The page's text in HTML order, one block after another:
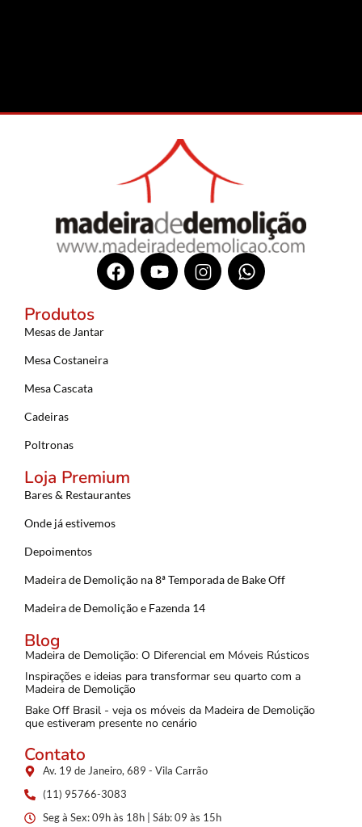
Produtos
Mesas de Jantar
Mesa Costaneira
Mesa Cascata
Cadeiras
Poltronas
Loja Premium
Bares & Restaurantes
Onde já estivemos
Depoimentos
Madeira de Demolição na 8ª Temporada de Bake Off
Madeira de Demolição e Fazenda 14
Blog
Madeira de Demolição: O Diferencial em Móveis Rústicos
Inspirações e ideias para transformar seu quarto com a
Madeira de Demolição
Bake Off Brasil - veja os móveis da Madeira de Demolição
que estiveram presente no cenário
Contato
Av. 19 de Janeiro, 689 - Vila Carrão
(11) 95766-3083
Seg à Sex: 09h às 18h | Sáb: 09 às 15h